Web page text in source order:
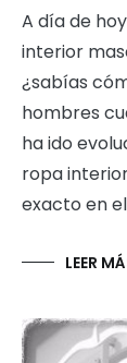
A día de
interior
¿sabías
hombres
ha ido
ropa
exacto en
LEER